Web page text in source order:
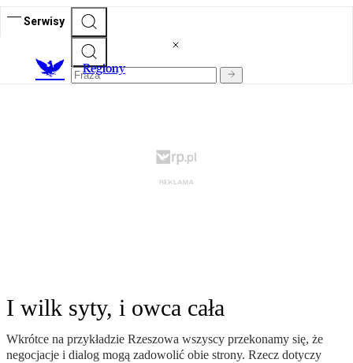
Serwisy
Regiony
I wilk syty, i owca cała
Wkrótce na przykładzie Rzeszowa wszyscy przekonamy się, że
negocjacje i dialog mogą zadowolić obie strony. Rzecz dotyczy